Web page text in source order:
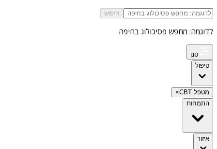
חיפוש
לדוגמה: מחפש פסיכולוג בחיפה
סנן
טיפול
מטפל CBT
×
התמחות
איזור